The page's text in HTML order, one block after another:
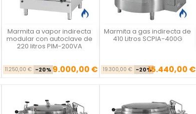
Marmita a vapor indirecta
modular con autoclave de
220 litros PIM-200VA
Precio base
11.250,00 € -20% Precio
9.000,00 €

Vista rápida Marmita a gas indirecta de
410 Litros SCPIA-400G
Precio base
19.300,00 € -20% Precio
15.440,00 €

Vista rápida